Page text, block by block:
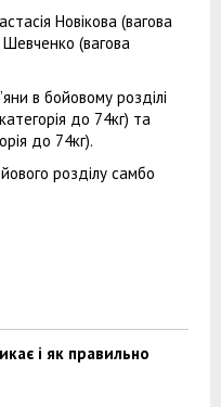
Новікова (вагова
Шевченко (вагова
в бойовому розділі
до 74кг) та
до 74кг).
розділу самбо
і як правильно